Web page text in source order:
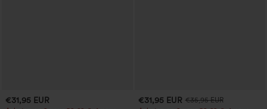
€31,95 EUR €31,95 EUR €35,95 EUR